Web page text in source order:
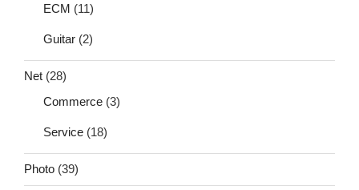
ECM (11)
Guitar (2)
Net (28)
Commerce (3)
Service (18)
Photo (39)